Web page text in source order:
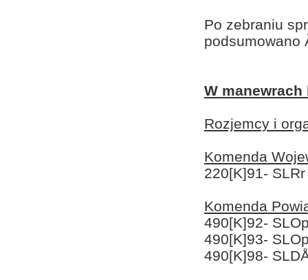
Po zebraniu
podsumowano
W manewrach
Rozjemcy i
Komenda
220[K]91-
Komenda
490[K]92-
490[K]93-
490[K]98-